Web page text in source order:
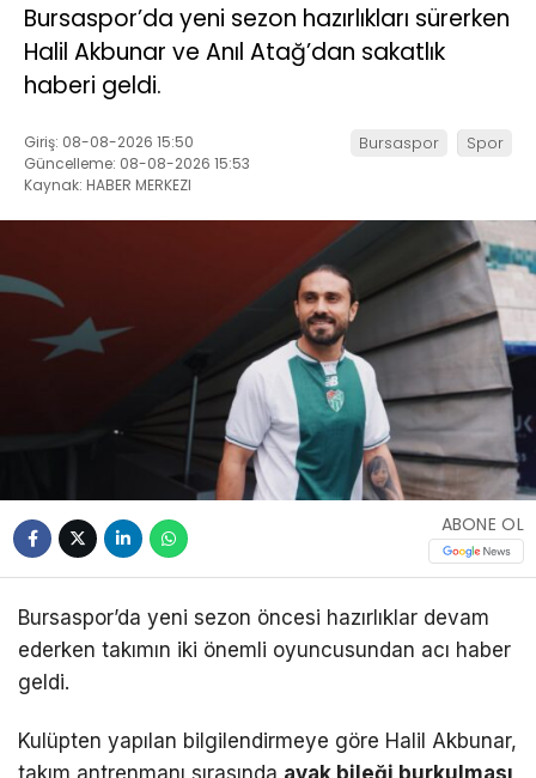
Bursaspor’da yeni sezon hazırlıkları sürerken
Halil Akbunar ve Anıl Atağ’dan sakatlık
haberi geldi.
Giriş: 08-08-2026 15:50
Güncelleme: 08-08-2026 15:53
Kaynak: HABER MERKEZI
Bursaspor Spor
ABONE OL
Bursaspor’da yeni sezon öncesi hazırlıklar devam
ederken takımın iki önemli oyuncusundan acı haber
geldi.
Kulüpten yapılan bilgilendirmeye göre Halil Akbunar,
takım antrenmanı sırasında ayak bileği burkulması